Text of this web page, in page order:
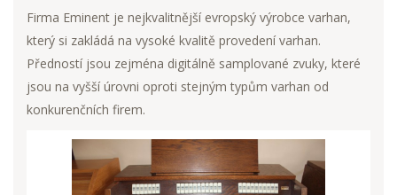
Firma Eminent je nejkvalitnější evropský výrobce varhan,
který si zakládá na vysoké kvalitě provedení varhan.
Předností jsou zejména digitálně samplované zvuky, které
jsou na vyšší úrovni oproti stejným typům varhan od
konkurenčních fi­rem.